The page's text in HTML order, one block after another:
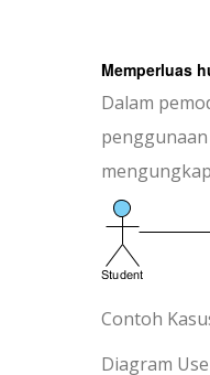
Memperluas
Dalam
Contoh
Diagram